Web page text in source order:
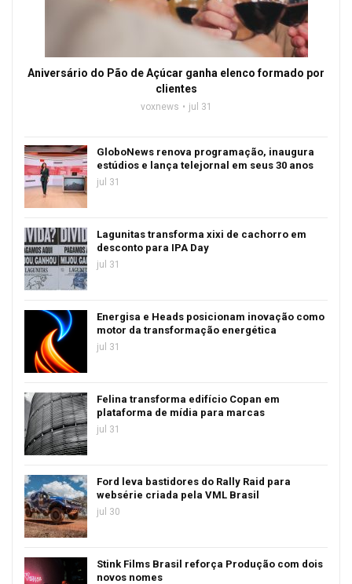
Aniversário do Pão de Açúcar ganha elenco formado por
clientes
voxnews jul 31
GloboNews renova programação, inaugura
estúdios e lança telejornal em seus 30 anos
jul 31
Lagunitas transforma xixi de cachorro em
desconto para IPA Day
jul 31
Energisa e Heads posicionam inovação como
motor da transformação energética
jul 31
Felina transforma edifício Copan em
plataforma de mídia para marcas
jul 31
Ford leva bastidores do Rally Raid para
websérie criada pela VML Brasil
jul 30
Stink Films Brasil reforça Produção com dois
novos nomes